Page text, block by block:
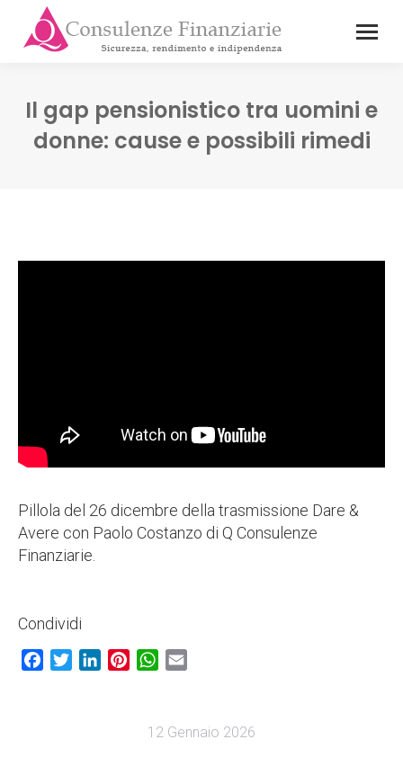
Il gap pensionistico tra uomini e
donne: cause e possibili rimedi
Pillola del 26 dicembre della trasmissione Dare &
Avere con Paolo Costanzo di Q Consulenze
Finanziarie.
Condividi
Facebook
TwitterLinkedInPinterestWhatsApp
12 Gennaio 2026